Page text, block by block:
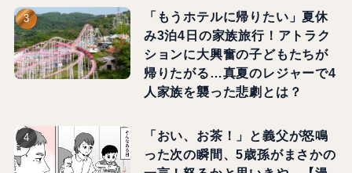
「もうホテルに帰りたい」夏休
み3泊4日の家族旅行！アトラク
ションに大興奮の子どもたちが
帰りたがる…真夏のレジャーで4
人家族を襲った悲劇とは？
「おい、お茶！」と義父が怒鳴
った次の瞬間、5歳孫がまさかの